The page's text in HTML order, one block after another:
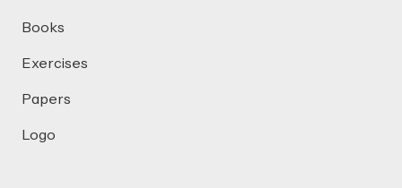
Books
Exercises
Papers
Logo